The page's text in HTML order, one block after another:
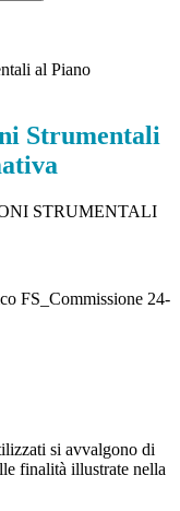
al Piano
Strumentali
STRUMENTALI
FS_Commissione 24-
si avvalgono di
finalità illustrate nella